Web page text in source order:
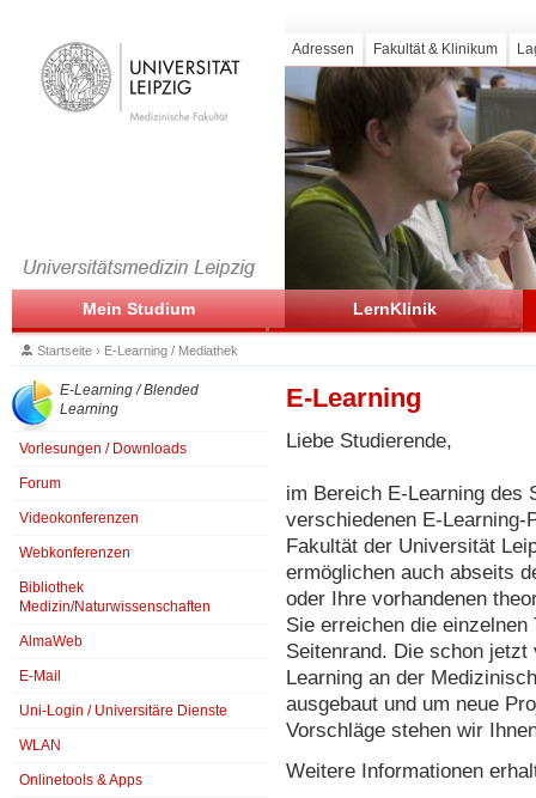
Adressen Fakultät & Klinikum
Mein Studium LernKlinik
Startseite› E-Learning / Mediathek
E-Learning / Blended
Learning
Vorlesungen / Downloads
Forum
Videokonferenzen
Webkonferenzen
Bibliothek
Medizin/Naturwissenschaften
AlmaWeb
E-Mail
Uni-Login / Universitäre Dienste
WLAN
Onlinetools & Apps
E-Learning
Liebe Studierende,
im Bereich E-Learning des
verschiedenen E-
Fakultät der Universität
ermöglichen auch abseits
oder Ihre vorhandenen
Sie erreichen die
Seitenrand. Die schon
Learning an der
ausgebaut und um neue
Vorschläge stehen wir
Weitere Informationen